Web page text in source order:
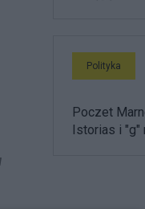
Polityka
Poczet
Istorias i "g"